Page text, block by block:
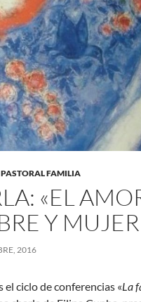
PASTORAL FAMILIA
«EL
Y
2016
el ciclo de conferencias «La